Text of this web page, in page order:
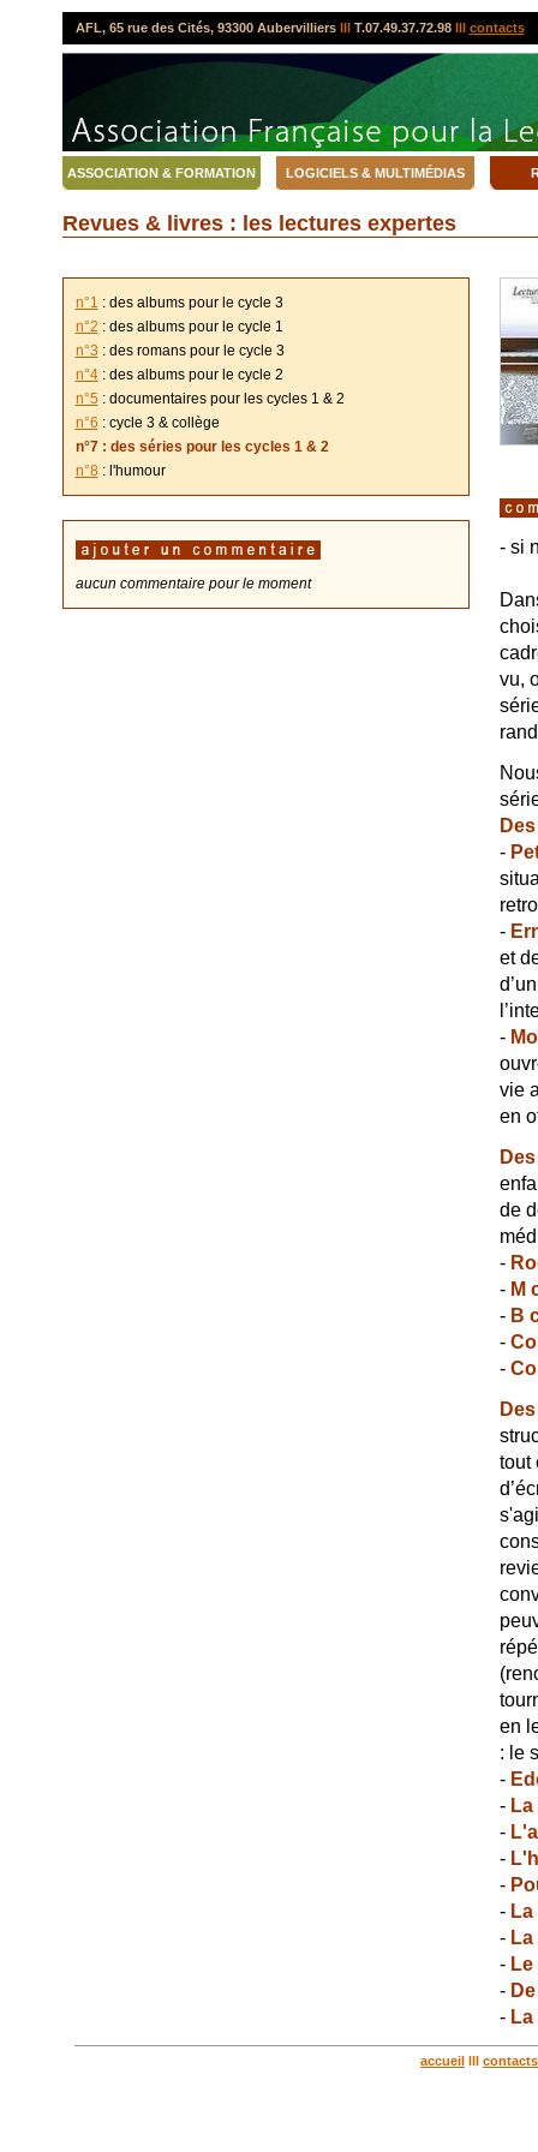
AFL, 65 rue des Cités, 93300 AubervillierslllT.07.49.37.72.98 lll contacts
ASSOCIATION & FORMATION LOGICIELS & MULTIMÉDIAS
Revues & livres : les lectures expertes
n°1 : des albums pour le cycle 3
n°2 : des albums pour le cycle 1
n°3 : des romans pour le cycle 3
n°4: des albums pour le cycle 2
n°5 : documentaires pour les cycles 1 & 2
n°6 : cycle 3 & collège
n°7 : des séries pour les cycles 1 & 2
n°8 : l'humour
aucun commentaire pour le moment
- si
vu,
-
-
et
-
vie
en
de
-
- M
- B
-
-
tout
en
: le
-
-
-
-
-
-
-
-
-
-
accueil lll contacts